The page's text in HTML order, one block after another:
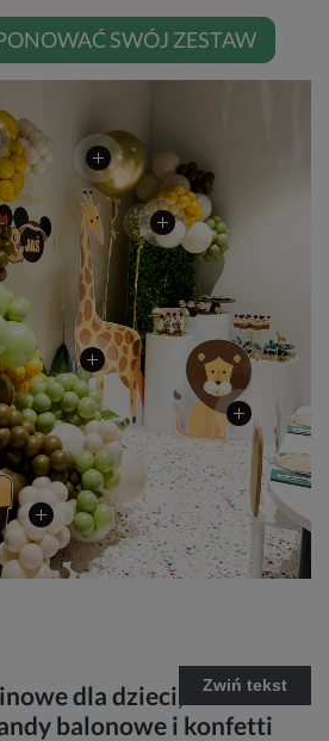
SWÓJ ZESTAW
Zwiń tekst
dla dzieci, kartki
balonowe i konfetti